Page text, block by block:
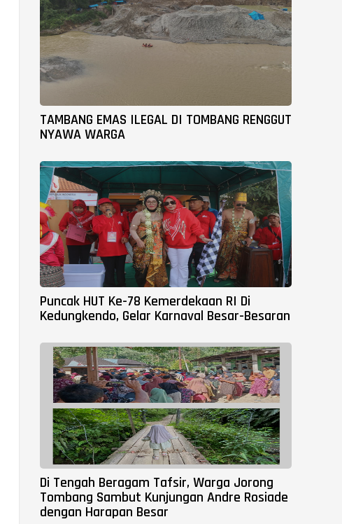
TAMBANG EMAS ILEGAL DI TOMBANG RENGGUT
NYAWA WARGA
Puncak HUT Ke-78 Kemerdekaan RI Di
Kedungkendo, Gelar Karnaval Besar-Besaran
Di Tengah Beragam Tafsir, Warga Jorong
Tombang Sambut Kunjungan Andre Rosiade
dengan Harapan Besar